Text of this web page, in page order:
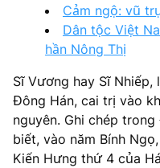
Cảm ngộ: vũ
Dân tộc Việt
hần Nông Thị
Sĩ Vương hay Sĩ
Đông Hán, cai trị vào
nguyên. Ghi chép
biết, vào năm Bính
Kiến Hưng thứ 4 của